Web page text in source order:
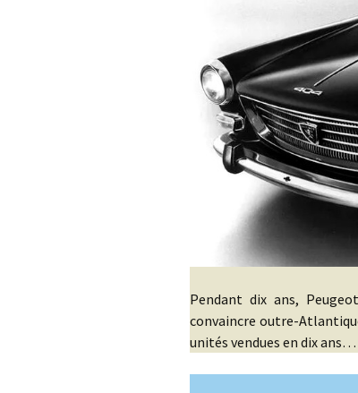
Pendant dix ans,
convaincre outre-
unités vendues en dix ans…